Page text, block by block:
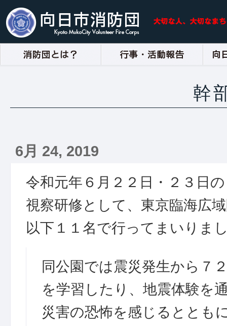
幹
6月 24, 2019
令和元年６月２２日・２３日
視察研修として、東京臨海広
以下１１名で行ってまいりま
同公園では震災発生から７
を学習したり、地震体験を
災害の恐怖を感じるととも